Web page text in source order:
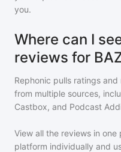
you.
Where can I
reviews for
Rephonic pulls ratings
from multiple sources,
Castbox, and Podcast
View all the reviews in
platform individually and